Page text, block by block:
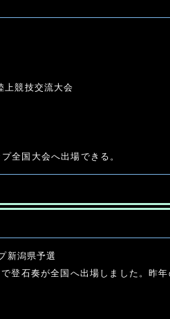
上競技交流大会
全国大会へ出場できる。
新潟県予選
登石奏が全国へ出場しました。昨